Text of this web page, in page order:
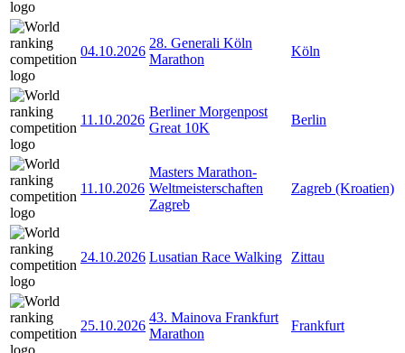
04.10.2026
28. Generali Köln
Marathon
Köln
11.10.2026
Berliner Morgenpost
Great 10K
Berlin
11.10.2026
Masters Marathon-
Weltmeisterschaften
Zagreb
Zagreb (Kroatien)
24.10.2026 Lusatian Race Walking Zittau
25.10.2026
43. Mainova Frankfurt
Marathon
Frankfurt